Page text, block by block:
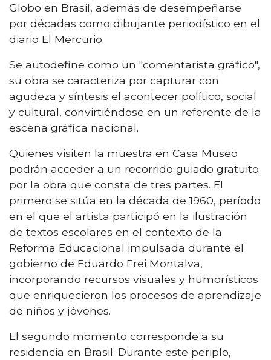
Globo en Brasil, además de desempeñarse
por décadas como dibujante periodístico en el
diario El Mercurio.
Se autodefine como un "comentarista gráfico",
su obra se caracteriza por capturar con
agudeza y síntesis el acontecer político, social
y cultural, convirtiéndose en un referente de la
escena gráfica nacional.
Quienes visiten la muestra en Casa Museo
podrán acceder a un recorrido guiado gratuito
por la obra que consta de tres partes. El
primero se sitúa en la década de 1960, período
en el que el artista participó en la ilustración
de textos escolares en el contexto de la
Reforma Educacional impulsada durante el
gobierno de Eduardo Frei Montalva,
incorporando recursos visuales y humorísticos
que enriquecieron los procesos de aprendizaje
de niños y jóvenes.
El segundo momento corresponde a su
residencia en Brasil. Durante este periplo,